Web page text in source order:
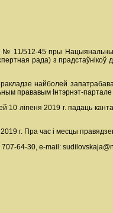
№ 11/512-45 пры
рада) з прадстаўнікоў
найболей
прававым Інтэрнэт-партале
10 ліпеня 2019 г. падаць
г. Пра час і месцы
64-30, е-mail: